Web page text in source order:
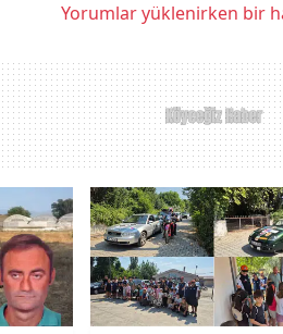
Yorumlar yüklenirken bir